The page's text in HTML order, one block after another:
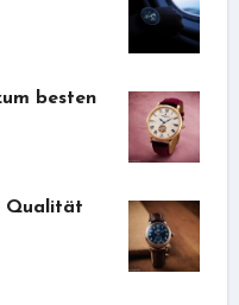
besten
Qualität